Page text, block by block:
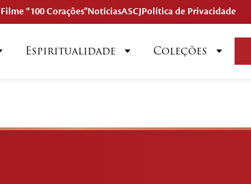
Filme “100 Corações"NotíciasASCJPolítica de Privacidade
Espiritualidade Coleções